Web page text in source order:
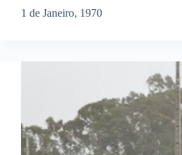
1 de Janeiro, 1970